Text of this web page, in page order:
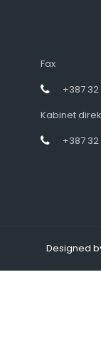
Fax
+387
Kabinet
+387
Designed